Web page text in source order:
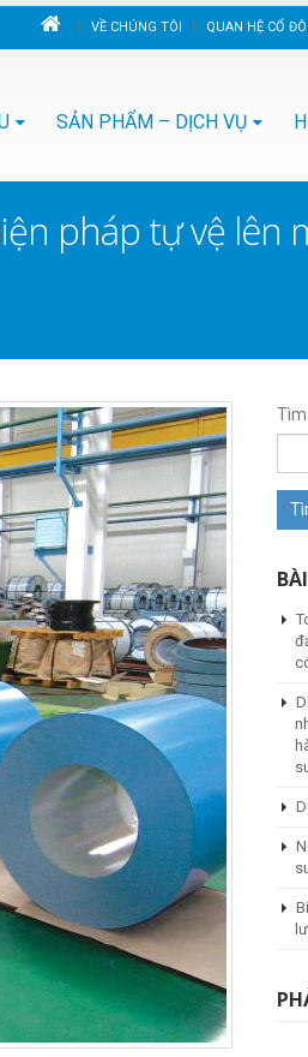
VỀ CHÚNG TÔI QUAN HỆ CỔ
SẢN PHẨM – DỊCH VỤ
pháp tự vệ lên
Tìm